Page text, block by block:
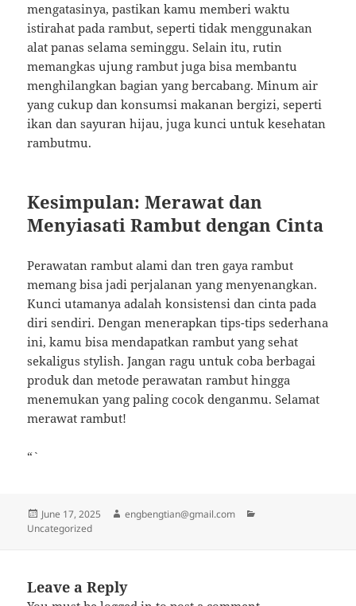
mengatasinya, pastikan kamu memberi waktu
istirahat pada rambut, seperti tidak menggunakan
alat panas selama seminggu. Selain itu, rutin
memangkas ujung rambut juga bisa membantu
menghilangkan bagian yang bercabang. Minum air
yang cukup dan konsumsi makanan bergizi, seperti
ikan dan sayuran hijau, juga kunci untuk kesehatan
rambutmu.
Kesimpulan: Merawat dan
Menyiasati Rambut dengan Cinta
Perawatan rambut alami dan tren gaya rambut
memang bisa jadi perjalanan yang menyenangkan.
Kunci utamanya adalah konsistensi dan cinta pada
diri sendiri. Dengan menerapkan tips-tips sederhana
ini, kamu bisa mendapatkan rambut yang sehat
sekaligus stylish. Jangan ragu untuk coba berbagai
produk dan metode perawatan rambut hingga
menemukan yang paling cocok denganmu. Selamat
merawat rambut!
“`
Posted
on
June 17, 2025 Author
engbengtian@gmail.com
Uncategorized
Leave a Reply